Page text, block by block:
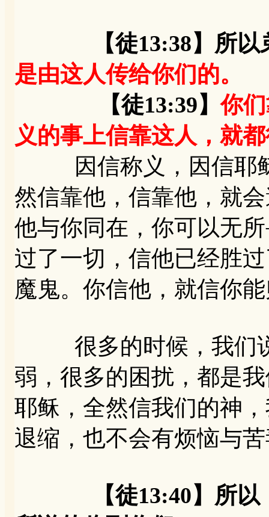
【徒13:38】所
是由这人传给你们的。
【徒13:39】你
义的事上信靠这人，就
因信称义，因信耶稣
然信靠他，信靠他，就
他与你同在，你可以无
过了一切，信他已经胜
魔鬼。你信他，就信你
很多的时候，我们说
弱，很多的困扰，都是
耶稣，全然信我们的神
退缩，也不会有烦恼与
【徒13:40】所